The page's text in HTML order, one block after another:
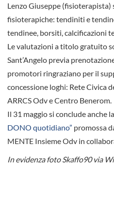
Lenzo Giuseppe
fisioterapiche: tendiniti e
tendinee, borsiti, calcificazioni
Le valutazioni a titolo gratuito
Sant’Angelo previa
promotori ringraziano per il
concessione loghi: Rete Civica
ARRCS Odv e Centro Benerom.
Il 31 maggio si conclude anche la
DONO quotidiano” promossa
MENTE Insieme Odv in
In evidenza foto Skaffo90 via